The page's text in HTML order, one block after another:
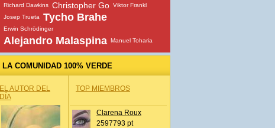
Richard Dawkins Christopher Go Viktor Frankl
Josep Trueta
Tycho Brahe
Erwin Schrödinger
Alejandro Malaspina Manuel Toharia
LA COMUNIDAD 100% VERDE
EL AUTOR DEL
DÍA
TOP MIEMBROS
Clarena Roux
2597793 pt